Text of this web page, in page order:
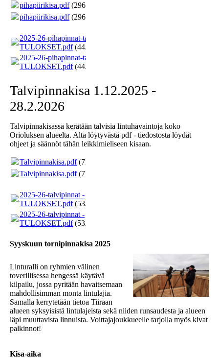
pihapiirikisa.pdf(296.29KB)
pihapiirikisa.pdf(296.29KB)
2025-26-pihapinnat-talvi-
TULOKSET.pdf(44.95KB)
2025-26-pihapinnat-talvi-
TULOKSET.pdf(44.95KB)
Talvipinnakisa 1.12.2025 -
28.2.2026
Talvipinnakisassa kerätään talvisia lintuhavaintoja koko
Orioluksen alueelta. Alta löytyvästä pdf - tiedostosta löydät
ohjeet ja säännöt tähän leikkimieliseen kisaan.
Talvipinnakisa.pdf(71.01KB)
Talvipinnakisa.pdf(71.01KB)
2025-26-talvipinnat -
TULOKSET.pdf(53.52KB)
2025-26-talvipinnat -
TULOKSET.pdf(53.52KB)
Syyskuun tornipinnakisa 2025
Linturalli on ryhmien välinen
toverillisessa hengessä käytävä
kilpailu, jossa pyritään havaitsemaan
mahdollisimman monta lintulajia.
Samalla kerrytetään tietoa Tiiraan
alueen syksyisistä lintulajeista sekä niiden runsaudesta ja alueen
läpi muuttavista linnuista. Voittajajoukkueelle tarjolla myös kivat
palkinnot!
Kisa-aika